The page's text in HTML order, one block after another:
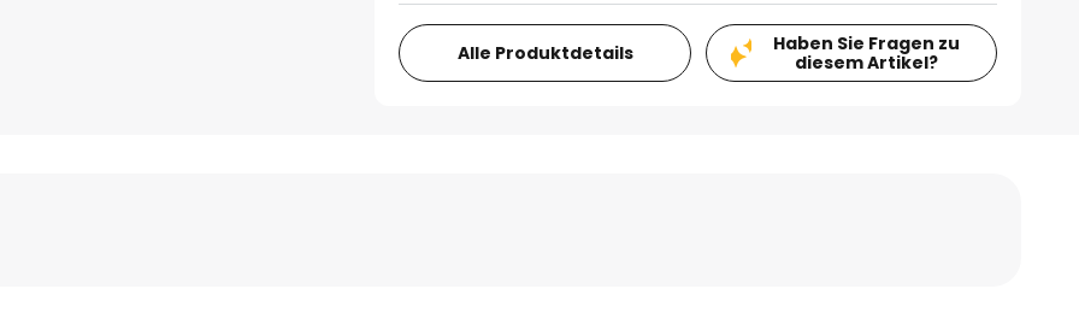
Alle Produktdetails
Haben Sie Fragen zu
diesem Artikel?